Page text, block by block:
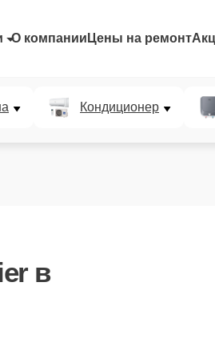
О компании Цены на ремонт
Кондиционер
в